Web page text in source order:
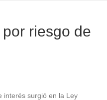
riesgo de
interés surgió en la Ley